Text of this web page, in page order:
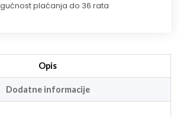
plaćanja do 36 rata
Opis
Dodatne informacije